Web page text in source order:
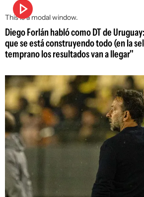
This is a modal window.
Diego Forlán habló como DT de
que se está construyendo todo (en la
temprano los resultados van a llegar"